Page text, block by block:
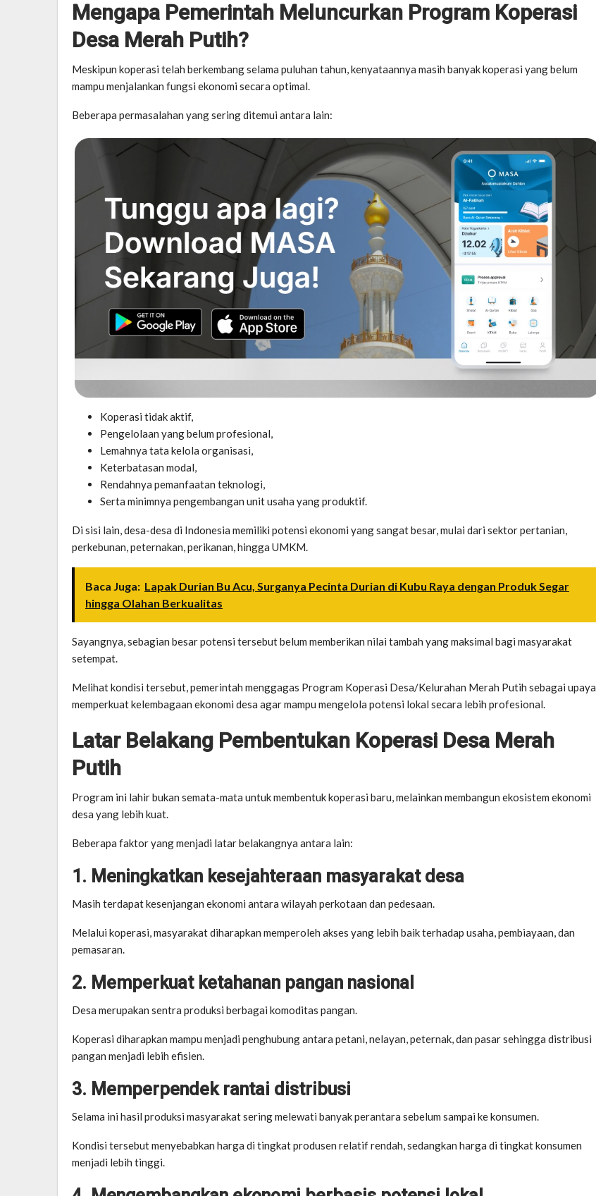
Mengapa Pemerintah Meluncurkan Program Koperasi
Desa Merah Putih?
Meskipun koperasi telah berkembang selama puluhan tahun, kenyataannya masih banyak koperasi yang belum
mampu menjalankan fungsi ekonomi secara optimal.
Beberapa permasalahan yang sering ditemui antara lain:
Koperasi tidak aktif,
Pengelolaan yang belum profesional,
Lemahnya tata kelola organisasi,
Keterbatasan modal,
Rendahnya pemanfaatan teknologi,
Serta minimnya pengembangan unit usaha yang produktif.
Di sisi lain, desa-desa di Indonesia memiliki potensi ekonomi yang sangat besar, mulai dari sektor pertanian,
perkebunan, peternakan, perikanan, hingga UMKM.
Baca Juga: Lapak Durian Bu Acu, Surganya Pecinta Durian di Kubu Raya dengan Produk Segar
hingga Olahan Berkualitas
Sayangnya, sebagian besar potensi tersebut belum memberikan nilai tambah yang maksimal bagi masyarakat
setempat.
Melihat kondisi tersebut, pemerintah menggagas Program Koperasi Desa/Kelurahan Merah Putih sebagai upaya
memperkuat kelembagaan ekonomi desa agar mampu mengelola potensi lokal secara lebih profesional.
Latar Belakang Pembentukan Koperasi Desa Merah
Putih
Program ini lahir bukan semata-mata untuk membentuk koperasi baru, melainkan membangun ekosistem ekonomi
desa yang lebih kuat.
Beberapa faktor yang menjadi latar belakangnya antara lain:
1. Meningkatkan kesejahteraan masyarakat desa
Masih terdapat kesenjangan ekonomi antara wilayah perkotaan dan pedesaan.
Melalui koperasi, masyarakat diharapkan memperoleh akses yang lebih baik terhadap usaha, pembiayaan, dan
pemasaran.
2. Memperkuat ketahanan pangan nasional
Desa merupakan sentra produksi berbagai komoditas pangan.
Koperasi diharapkan mampu menjadi penghubung antara petani, nelayan, peternak, dan pasar sehingga distribusi
pangan menjadi lebih efisien.
3. Memperpendek rantai distribusi
Selama ini hasil produksi masyarakat sering melewati banyak perantara sebelum sampai ke konsumen.
Kondisi tersebut menyebabkan harga di tingkat produsen relatif rendah, sedangkan harga di tingkat konsumen
menjadi lebih tinggi.